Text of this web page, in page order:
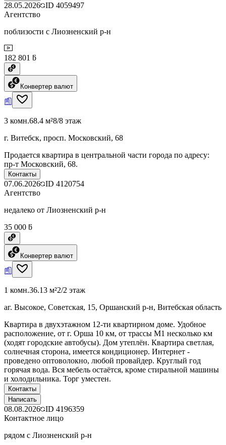
28.05.2026 ID 4059497
Агентство
поблизости с Лиозненский р-н
182 801 ƃ
Конвертер валют
3 комн.68.4 м²8/8 этаж
г. Витебск, просп. Московский, 68
Продается квартира в центральной части города по адресу:
пр-т Московский, 68.
Контакты
07.06.2026 ID 4120754
Агентство
недалеко от Лиозненский р-н
35 000 ƃ
Конвертер валют
1 комн.36.13 м²2/2 этаж
аг. Высокое, Советская, 15, Оршанский р-н, Витебская область
Квартира в двухэтажном 12-ти квартирном доме. Удобное
расположение, от г. Орша 10 км, от трассы М1 несколько км
(ходят городские автобусы). Дом утеплён. Квартира светлая,
солнечная сторона, имеется кондиционер. Интернет -
проведено оптоволокно, любой провайдер. Круглый год
горячая вода. Вся мебель остаётся, кроме стиральной машины
и холодильника. Торг уместен.
Контакты
Написать
08.08.2026 ID 4196359
Контактное лицо
рядом с Лиозненский р-н